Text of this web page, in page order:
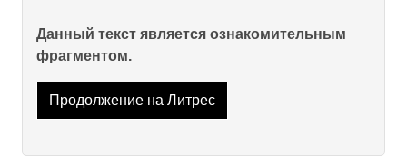
Данный текст является ознакомительным
фрагментом.
Продолжение на Литрес